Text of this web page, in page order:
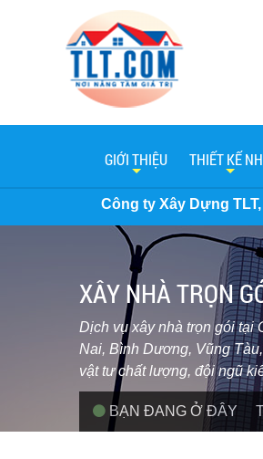
GIỚI THIỆU THIẾT KẾ
Xây Dựng TLT, xin kính chào Quý
XÂY NHÀ TRỌN
Dịch vụ xây nhà trọn gói tại
Nai, Bình Dương, Vũng
vật tư chất lượng, đội ngũ
BẠN ĐANG Ở ĐÂY